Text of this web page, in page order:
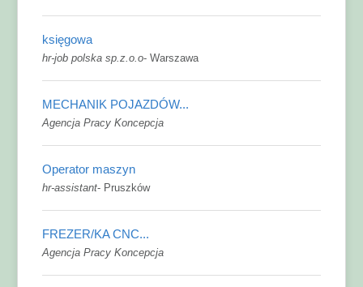
księgowa
hr-job polska sp.z.o.o-Warszawa
MECHANIK POJAZDÓW...
Agencja Pracy Koncepcja
Operator maszyn
hr-assistant- Pruszków
FREZER/KA CNC...
Agencja Pracy Koncepcja